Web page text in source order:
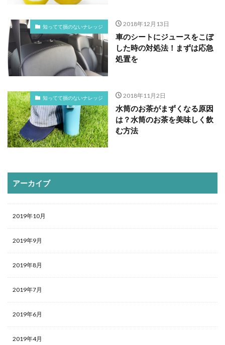
知ってて損のないナレッジ 2018年12月13日
車のシートにジュースをこぼ
した時の対処法！まずは応急
処置を
知ってて損のないナレッジ 2018年11月2日
水筒のお茶がまずくなる原因
は？水筒のお茶を美味しく飲
む方法
アーカイブ
2019年10月
2019年9月
2019年8月
2019年7月
2019年6月
2019年4月